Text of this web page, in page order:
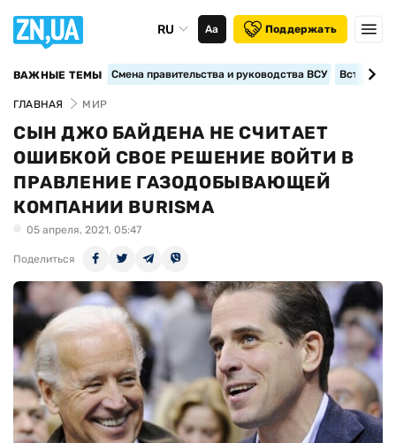
RU Аа Поддержать
ВАЖНЫЕ ТЕМЫ Смена правительства и руководства ВСУ
ГЛАВНАЯ МИР
СЫН ДЖО БАЙДЕНА НЕ СЧИТАЕТ
ОШИБКОЙ СВОЕ РЕШЕНИЕ ВОЙТИ В
ПРАВЛЕНИЕ ГАЗОДОБЫВАЮЩЕЙ
КОМПАНИИ BURISMA
05 апреля, 2021, 05:47
Поделиться